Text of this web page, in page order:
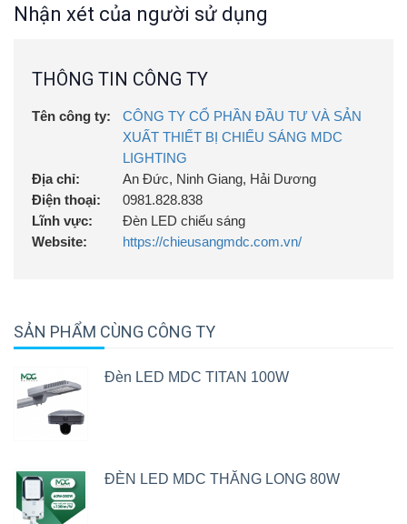
Nhận xét của người sử dụng
THÔNG TIN CÔNG TY
Tên công ty:
CÔNG TY CỔ PHẦN ĐẦU TƯ VÀ SẢN
XUẤT THIẾT BỊ CHIẾU SÁNG MDC
LIGHTING
Địa chỉ:
An Đức, Ninh Giang, Hải Dương
Điện thoại:
0981.828.838
Lĩnh vực:
Đèn LED chiếu sáng
Website:
https://chieusangmdc.com.vn/
SẢN PHẨM CÙNG CÔNG TY
Đèn LED MDC TITAN 100W
ĐÈN LED MDC THĂNG LONG 80W